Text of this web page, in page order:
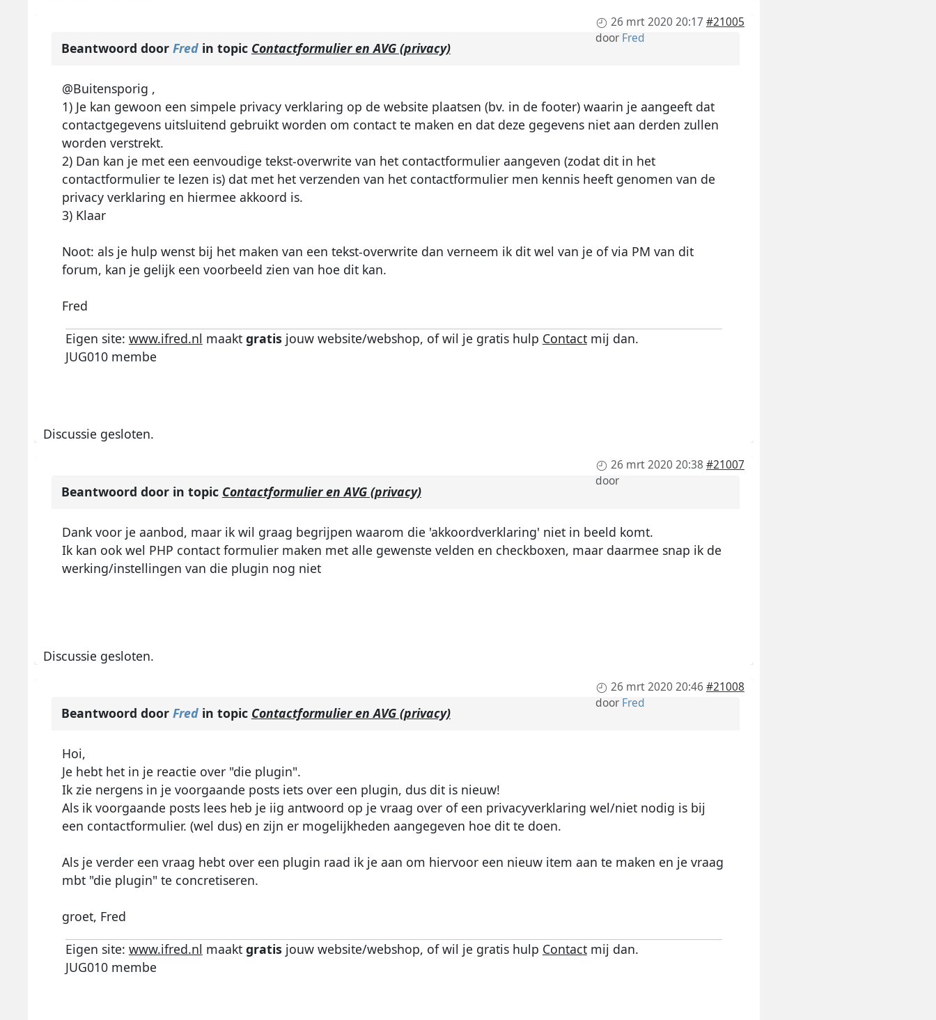
26 mrt 2020 20:17 #21005
door Fred
Beantwoord door Fredin topic Contactformulier en AVG (privacy)
@Buitensporig ,
1) Je kan gewoon een simpele privacy verklaring op de website plaatsen (bv. in de footer) waarin je aangeeft dat
contactgegevens uitsluitend gebruikt worden om contact te maken en dat deze gegevens niet aan derden zullen
worden verstrekt.
2) Dan kan je met een eenvoudige tekst-overwrite van het contactformulier aangeven (zodat dit in het
contactformulier te lezen is) dat met het verzenden van het contactformulier men kennis heeft genomen van de
privacy verklaring en hiermee akkoord is.
3) Klaar
Noot: als je hulp wenst bij het maken van een tekst-overwrite dan verneem ik dit wel van je of via PM van dit
forum, kan je gelijk een voorbeeld zien van hoe dit kan.
Fred
Eigen site: www.ifred.nl maakt gratis jouw website/webshop, of wil je gratis hulp Contactmij dan.
JUG010 membe
Discussie gesloten.
26 mrt 2020 20:38 #21007
door
Beantwoord door in topic Contactformulier en AVG (privacy)
Dank voor je aanbod, maar ik wil graag begrijpen waarom die 'akkoordverklaring' niet in beeld komt.
Ik kan ook wel PHP contact formulier maken met alle gewenste velden en checkboxen, maar daarmee snap ik de
werking/instellingen van die plugin nog niet
Discussie gesloten.
26 mrt 2020 20:46 #21008
door Fred
Beantwoord door Fredin topic Contactformulier en AVG (privacy)
Hoi,
Je hebt het in je reactie over "die plugin".
Ik zie nergens in je voorgaande posts iets over een plugin, dus dit is nieuw!
Als ik voorgaande posts lees heb je iig antwoord op je vraag over of een privacyverklaring wel/niet nodig is bij
een contactformulier. (wel dus) en zijn er mogelijkheden aangegeven hoe dit te doen.
Als je verder een vraag hebt over een plugin raad ik je aan om hiervoor een nieuw item aan te maken en je vraag
mbt "die plugin" te concretiseren.
groet, Fred
Eigen site: www.ifred.nl maakt gratis jouw website/webshop, of wil je gratis hulp Contactmij dan.
JUG010 membe